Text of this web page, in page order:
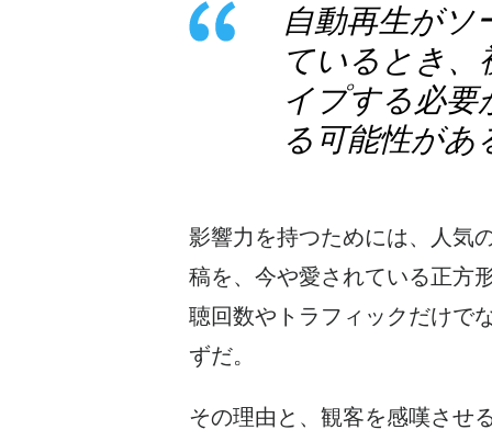
自動再生がソ
ているとき、
イプする必要
る可能性があ
影響力を持つためには、人気
稿を、今や愛されている正方
聴回数やトラフィックだけで
ずだ。
その理由と、観客を感嘆させ